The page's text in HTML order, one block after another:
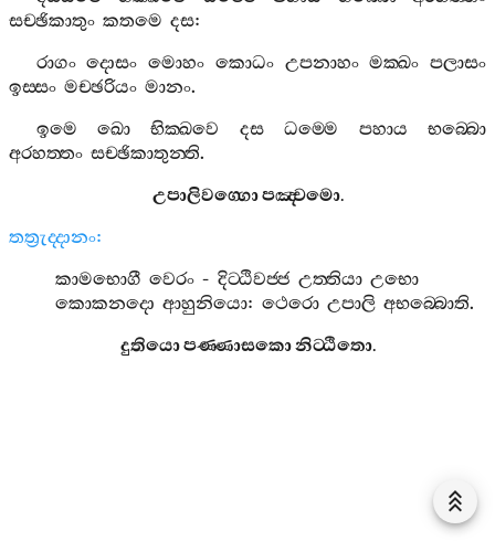
සච‍්ඡිකාතුං කතමෙ දස:
රාගං දොසං මොහං කොධං උපනාහං මක‍්ඛං පලාසං
ඉස‍්සං මච‍්ඡරියං මානං.
ඉමෙ
ඛො භික‍්ඛවෙ දස ධම‍්මෙ පහාය
භබ‍්බො
අරහත‍්තං සච‍්ඡිකාතුන‍්ති.
උපාලිවග‍්ගොපඤ‍්චමො.
තත්‍රුද‍්දානං:
කාමභොගී වෙරං -දිට‍්ඨිවජ‍්ජ උත‍්තියා උභො
කොකනදො ආහුනියො:ථෙරො උපාලි අභබ‍්බොති.
දුතියොපණ‍්ණාසකොනිට‍්ඨිතො.